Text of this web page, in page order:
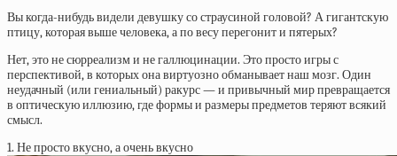
Вы когда-нибудь видели девушку со страусиной головой? А гигантскую
птицу, которая выше человека, а по весу перегонит и пятерых?
Нет, это не сюрреализм и не галлюцинации. Это просто игры с
перспективой, в которых она виртуозно обманывает наш мозг. Один
неудачный (или гениальный) ракурс — и привычный мир превращается
в оптическую иллюзию, где формы и размеры предметов теряют всякий
смысл.
1. Не просто вкусно, а очень вкусно